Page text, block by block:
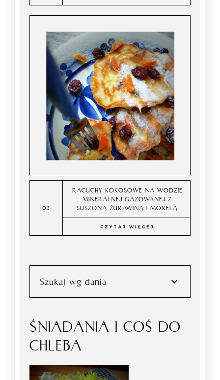
RACUCHY KOKOSOWE NA WODZIE
MINERALNEJ GAZOWANEJ Z
SUSZONĄ ŻURAWINĄ I MORELĄ
CZYTAJ WIĘCEJ
Szukaj wg dania
ŚNIADANIA I COŚ DO
CHLEBA